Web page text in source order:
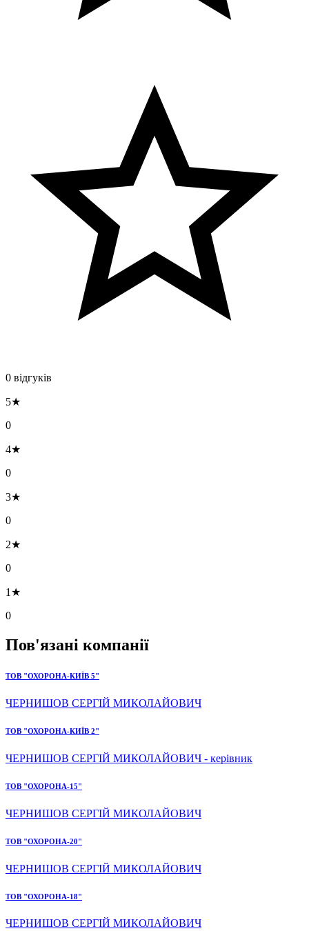
0 відгуків
5★
0
4★
0
3★
0
2★
0
1★
0
Пов'язані компанії
ТОВ "ОХОРОНА-КИЇВ 5"
ЧЕРНИШОВ СЕРГІЙ МИКОЛАЙОВИЧ
ТОВ "ОХОРОНА-КИЇВ 2"
ЧЕРНИШОВ СЕРГІЙ МИКОЛАЙОВИЧ - керівник
ТОВ "ОХОРОНА-15"
ЧЕРНИШОВ СЕРГІЙ МИКОЛАЙОВИЧ
ТОВ "ОХОРОНА-20"
ЧЕРНИШОВ СЕРГІЙ МИКОЛАЙОВИЧ
ТОВ "ОХОРОНА-18"
ЧЕРНИШОВ СЕРГІЙ МИКОЛАЙОВИЧ